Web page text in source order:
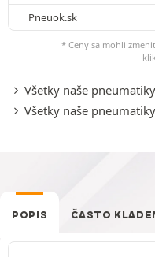
Pneuok.sk
* Ceny sa mohli
Všetky naše
Všetky naše
POPIS ČASTO